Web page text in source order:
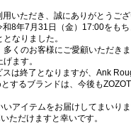
いただき、誠にありがとうござ
8年7月31日（金）17:00をも
なりました。
多くのお客様にご愛顧いただき
ます。
は終了となりますが、Ank
するブランドは、今後も
いアイテムをお届けしてまいり
ただけますと幸いです。